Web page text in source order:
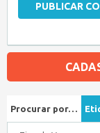
Procurar por…